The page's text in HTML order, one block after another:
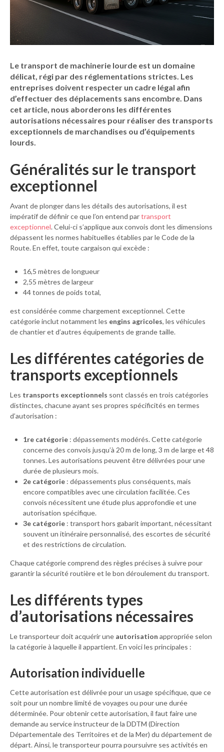
Le transport de machinerie lourde est un domaine
délicat, régi par des réglementations strictes. Les
entreprises doivent respecter un cadre légal afin
d’effectuer des déplacements sans encombre. Dans
cet article, nous aborderons les différentes
autorisations nécessaires pour réaliser des transports
exceptionnels de marchandises ou d’équipements
lourds.
Généralités sur le transport
exceptionnel
Avant de plonger dans les détails des autorisations, il est
impératif de définir ce que l’on entend partransport
exceptionnel. Celui-ci s’applique aux convois dont les dimensions
dépassent les normes habituelles établies par le Code de la
Route. En effet, toute cargaison qui excède :
16,5 mètres de longueur
2,55 mètres de largeur
44 tonnes de poids total,
est considérée comme chargement exceptionnel. Cette
catégorie inclut notamment les engins agricoles, les véhicules
de chantier et d’autres équipements de grande taille.
Les différentes catégories de
transports exceptionnels
Les transports exceptionnels sont classés en trois catégories
distinctes, chacune ayant ses propres spécificités en termes
d’autorisation :
1re catégorie : dépassements modérés. Cette catégorie
concerne des convois jusqu’à 20 m de long, 3 m de large et 48
tonnes. Les autorisations peuvent être délivrées pour une
durée de plusieurs mois.
2e catégorie : dépassements plus conséquents, mais
encore compatibles avec une circulation facilitée. Ces
convois nécessitent une étude plus approfondie et une
autorisation spécifique.
3e catégorie : transport hors gabarit important, nécessitant
souvent un itinéraire personnalisé, des escortes de sécurité
et des restrictions de circulation.
Chaque catégorie comprend des règles précises à suivre pour
garantir la sécurité routière et le bon déroulement du transport.
Les différents types
d’autorisations nécessaires
Le transporteur doit acquérir une autorisation appropriée selon
la catégorie à laquelle il appartient. En voici les principales :
Autorisation individuelle
Cette autorisation est délivrée pour un usage spécifique, que ce
soit pour un nombre limité de voyages ou pour une durée
déterminée. Pour obtenir cette autorisation, il faut faire une
demande au service instructeur de la DDTM (Direction
Départementale des Territoires et de la Mer) du département de
départ. Ainsi, le transporteur pourra poursuivre ses activités en